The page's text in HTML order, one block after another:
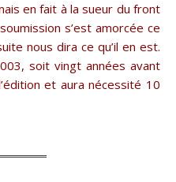
en fait à la sueur du front
s’est amorcée ce
nous dira ce qu’il en est.
soit vingt années avant
et aura nécessité 10